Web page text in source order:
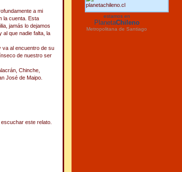
a mi
la cuenta. Esta
jamás lo dejamos
al que nadie falta, la
va al encuentro de su
de nuestro ser
Chinche,
José de Maipo.
este relato.
estamos en
PlanetaChileno
Metropolitana de Santiago